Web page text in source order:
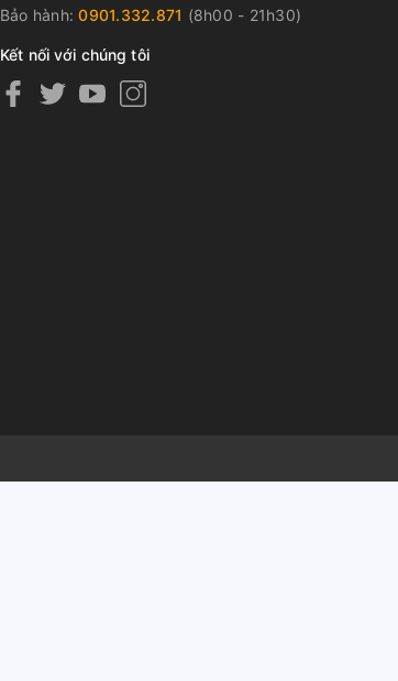
Bảo hành:0901.332.871 (8h00 - 21h30)
Kết nối với chúng tôi